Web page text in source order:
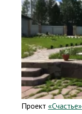
Проект «Счастье»